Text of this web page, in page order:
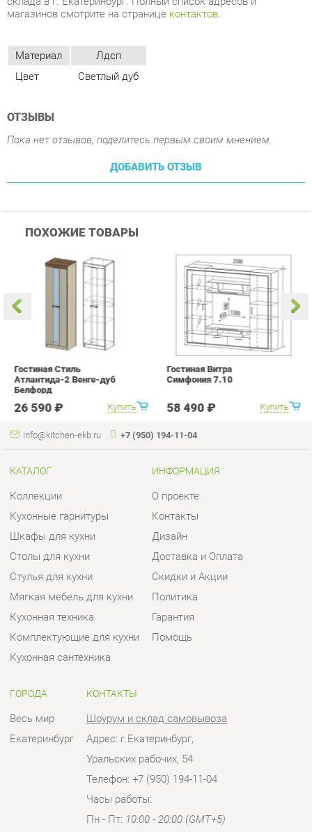
Цвет
Светлый дуб
ОТЗЫВЫ
Пока нет отзывов, поделитесь первым своим мнением.
Купить
Гостиная Стиль
Атлантида-2 Венге-дуб
Белфорд
Купить
Гостиная Витра
Симфония 7.10
58 490 ₽
info@kitchen-ekb.ru
КАТАЛОГ
Коллекции
Кухонные гарнитуры
Шкафы для кухни
Столы для кухни
Кухонная техника
Комплектующие для кухни
Кухонная сантехника
ИНФОРМАЦИЯ
О проекте
Контакты
Дизайн
Доставка и Оплата
Помощь
ГОРОДА
Весь мир
Екатеринбург
КОНТАКТЫ
Шоурум и склад самовывоза
Адрес: г.Екатеринбург,
Уральских рабочих, 54
Часы работы:
Пн - Пт:10:00 - 20:00 (GMT+5)
Отправить сообщение
© 2009-2026 Кухни Екатеринбург